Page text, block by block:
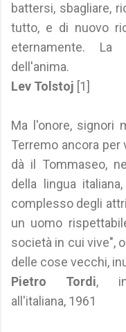
battersi, sbagliare,
tutto, e di nuovo
eternamente.
dell'anima.
Lev Tolstoj [1]
Ma l'onore, signori
Terremo ancora
dà il Tommaseo,
della lingua
complesso degli
un uomo
società in cui vive",
delle cose vecchi,
Pietro Tordi, in
all'italiana, 1961